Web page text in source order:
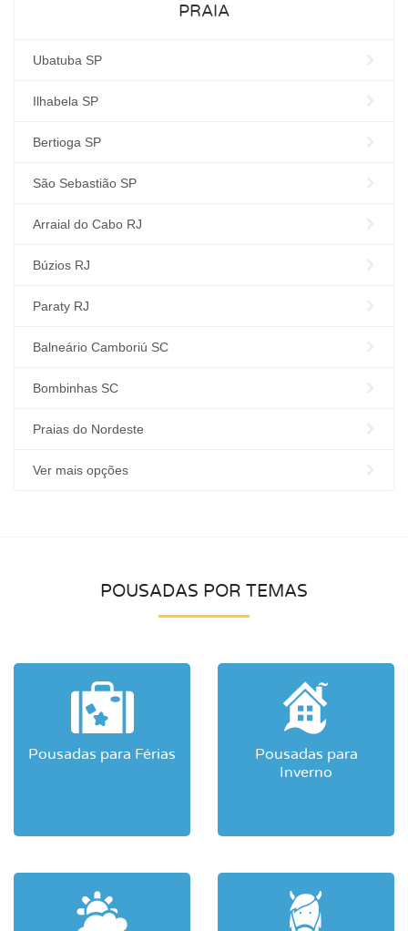
PRAIA
Ubatuba SP
Ilhabela SP
Bertioga SP
São Sebastião SP
Arraial do Cabo RJ
Búzios RJ
Paraty RJ
Balneário Camboriú SC
Bombinhas SC
Praias do Nordeste
Ver mais opções
POUSADAS POR TEMAS
Pousadas para Férias
Pousadas para
Inverno